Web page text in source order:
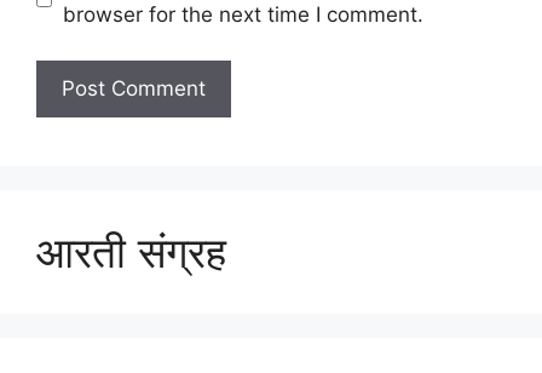
browser for the next time I comment.
आरती संग्रह